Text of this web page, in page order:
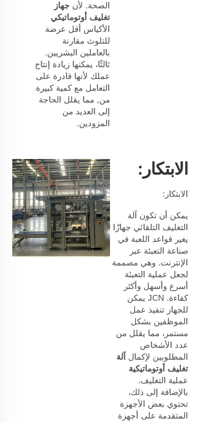
الصحة. لأن جهاز
تغليف أوتوماتيكي
الأكياس أقل عرضة
للتلوث مقارنة
بالعاملين البشريين.
ثالثًا، يمكنها زيادة إنتاج
عملك لأنها قادرة على
التعامل مع كمية كبيرة
من, مما يقلل الحاجة
إلى العديد من
المزودين.
الابتكار:
الابتكار:
يمكن أن تكون آلة
التغليف التلقائي جهازًا
يغير قواعد اللعبة في
صناعة التعبئة عبر
الإنترنت. وهي مصممة
لجعل عملية التعبئة
أسرع وأسهل وأكثر
كفاءة. JCN يمكن
للجهاز تنفيذ عمل
الموظفين بشكل
مستمر، مما يقلل من
عدد الأشخاص
المطلوبين لإكمال آلة
تغليف أوتوماتيكية
عملية التغليف.
بالإضافة إلى ذلك،
تحتوي بعض الأجهزة
المتقدمة على أجهزة